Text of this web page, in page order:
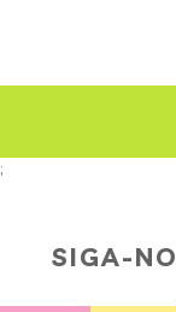
;
SIGA-